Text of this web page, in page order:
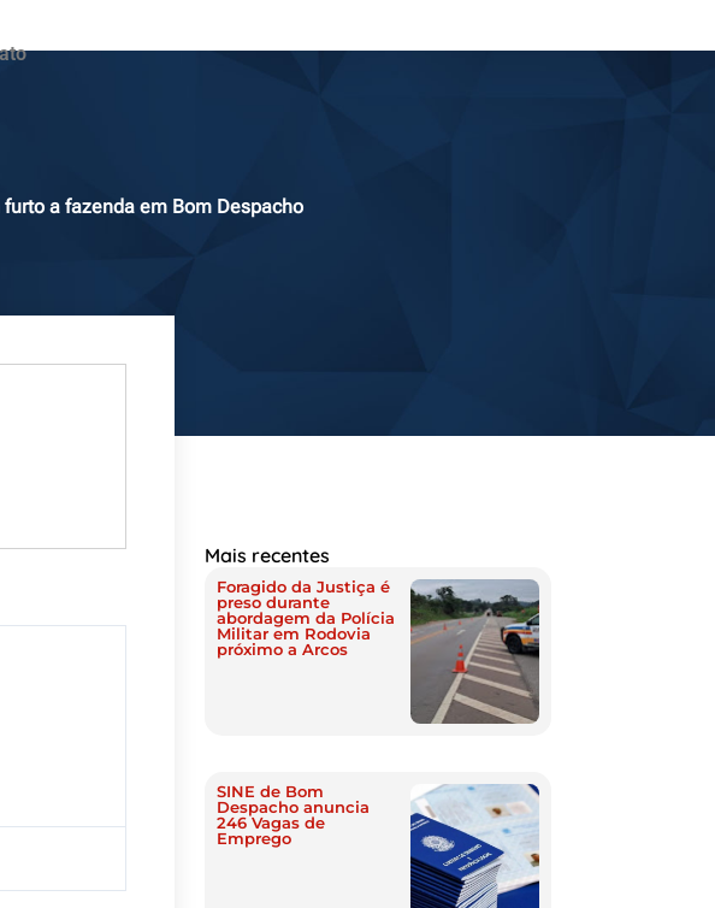
a fazenda em Bom Despacho
Mais recentes
Foragido da Justiça é
preso durante
abordagem da Polícia
Militar em Rodovia
próximo a Arcos
SINE de Bom
Despacho anuncia
246 Vagas de
Emprego